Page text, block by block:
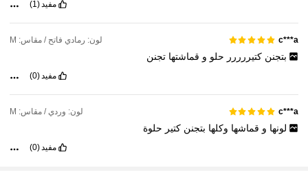
مفيد(1)
c***a لون: رمادي فاتح / مقاس: M
بتجنن كتيررررر حلو و قماشتها تجنن
مفيد(0)
c***a لون: وردي / مقاس: M
لونها و قماشها وكلها بتجنن كتير حلوة
مفيد(0)